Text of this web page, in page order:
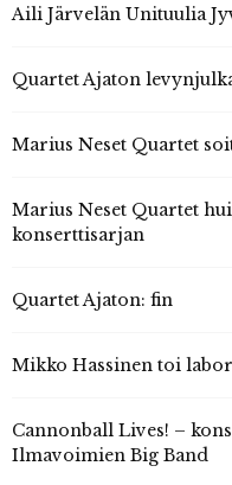
Aili Järvelän Unituulia
Quartet Ajaton
Marius Neset Quartet
Marius Neset Quartet
konserttisarjan
Quartet Ajaton: fin
Mikko Hassinen toi
Cannonball Lives! –
Ilmavoimien Big Band